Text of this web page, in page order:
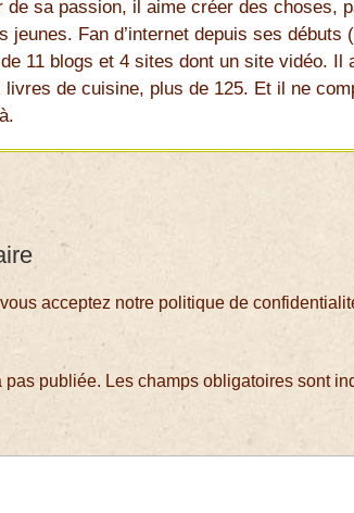
de sa passion, il aime créer des choses,
jeunes. Fan d’internet depuis ses débuts
11 blogs et 4 sites dont un site vidéo. Il
livres de cuisine, plus de 125. Et il ne
acceptez notre politique de
pas publiée. Les champs obligatoires sont